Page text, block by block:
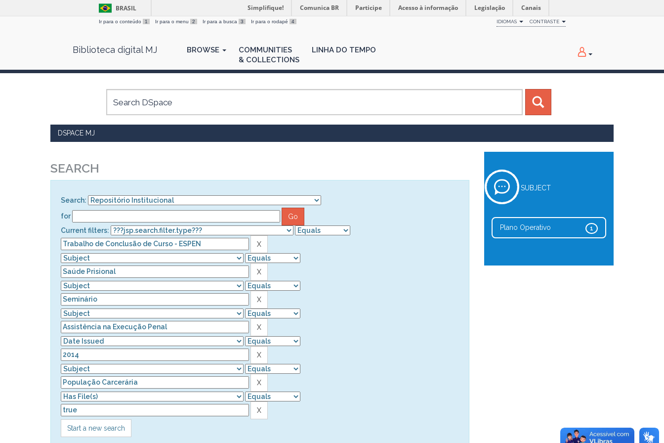
BRASIL Simplifique! Comunica BR Participe Acesso à informação Legislação Canais
Ir para o conteúdo 1 Ir para o menu 2 Ir para a busca 3 Ir para o rodapé 4 IDIOMAS CONTRASTE
Biblioteca digital MJ BROWSE
COMMUNITIES
& COLLECTIONS
LINHA DO TEMPO
DSPACE MJ
SEARCH
Search:
for
Current filters:
Start a new search
SUBJECT
1
Plano Operativo